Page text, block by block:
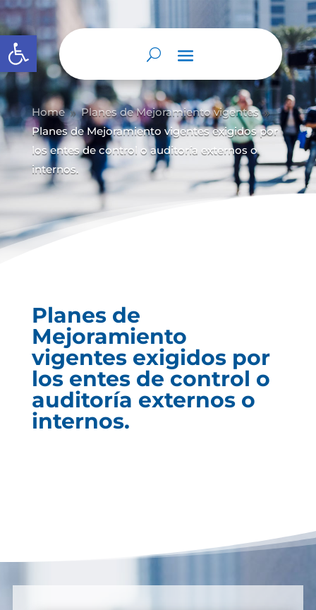
Abrir barra de herramientas
Home 9 Planes de Mejoramiento vigentes 9
Planes de Mejoramiento vigentes exigidos por
los entes de control o auditoría externos o
internos.
Planes de
Mejoramiento
vigentes exigidos por
los entes de control o
auditoría externos o
internos.